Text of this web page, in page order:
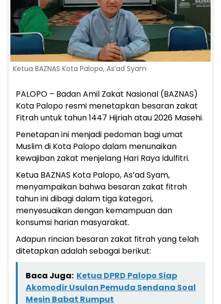
Ketua BAZNAS Kota Palopo, As’ad Syam
PALOPO – Badan Amil Zakat Nasional (BAZNAS)
Kota Palopo resmi menetapkan besaran zakat
Fitrah untuk tahun 1447 Hijriah atau 2026 Masehi.
Penetapan ini menjadi pedoman bagi umat
Muslim di Kota Palopo dalam menunaikan
kewajiban zakat menjelang Hari Raya Idulfitri.
Ketua BAZNAS Kota Palopo, As’ad Syam,
menyampaikan bahwa besaran zakat fitrah
tahun ini dibagi dalam tiga kategori,
menyesuaikan dengan kemampuan dan
konsumsi harian masyarakat.
Adapun rincian besaran zakat fitrah yang telah
ditetapkan adalah sebagai berikut:
Baca Juga: Ketua DPRD Palopo Siap
Akomodir Usulan Pemuda Sendana Soal
Mesin Babat Rumput